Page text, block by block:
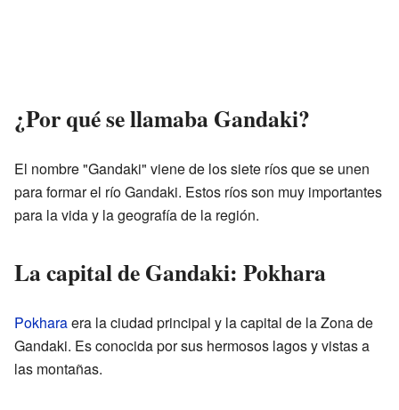
¿Por qué se llamaba Gandaki?
El nombre "Gandaki" viene de los siete ríos que se unen
para formar el río Gandaki. Estos ríos son muy importantes
para la vida y la geografía de la región.
La capital de Gandaki: Pokhara
Pokharaera la ciudad principal y la capital de la Zona de
Gandaki. Es conocida por sus hermosos lagos y vistas a
las montañas.